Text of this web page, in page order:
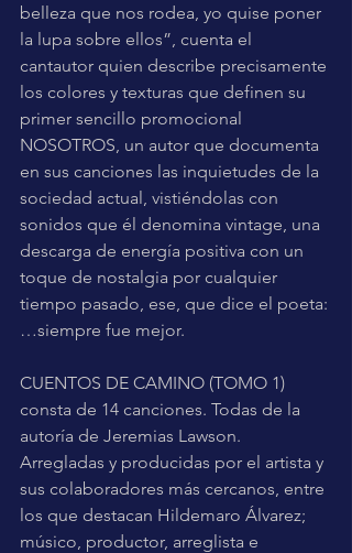
belleza que nos rodea, yo quise poner
la lupa sobre ellos”, cuenta el
cantautor quien describe precisamente
los colores y texturas que definen su
primer sencillo promocional
NOSOTROS, un autor que documenta
en sus canciones las inquietudes de la
sociedad actual, vistiéndolas con
sonidos que él denomina vintage, una
descarga de energía positiva con un
toque de nostalgia por cualquier
tiempo pasado, ese, que dice el poeta:
…siempre fue mejor.
CUENTOS DE CAMINO (TOMO 1)
consta de 14 canciones. Todas de la
autoría de Jeremias Lawson.
Arregladas y producidas por el artista y
sus colaboradores más cercanos, entre
los que destacan Hildemaro Álvarez;
músico, productor, arreglista e